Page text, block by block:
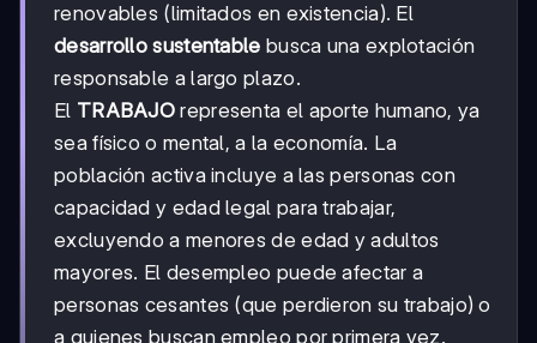
renovables (limitados en existencia). El
desarrollo sustentable busca una explotación
responsable a largo plazo.
El TRABAJO representa el aporte humano, ya
sea físico o mental, a la economía. La
población activa incluye a las personas con
capacidad y edad legal para trabajar,
excluyendo a menores de edad y adultos
mayores. El desempleo puede afectar a
personas cesantes (que perdieron su trabajo) o
a quienes buscan empleo por primera vez.